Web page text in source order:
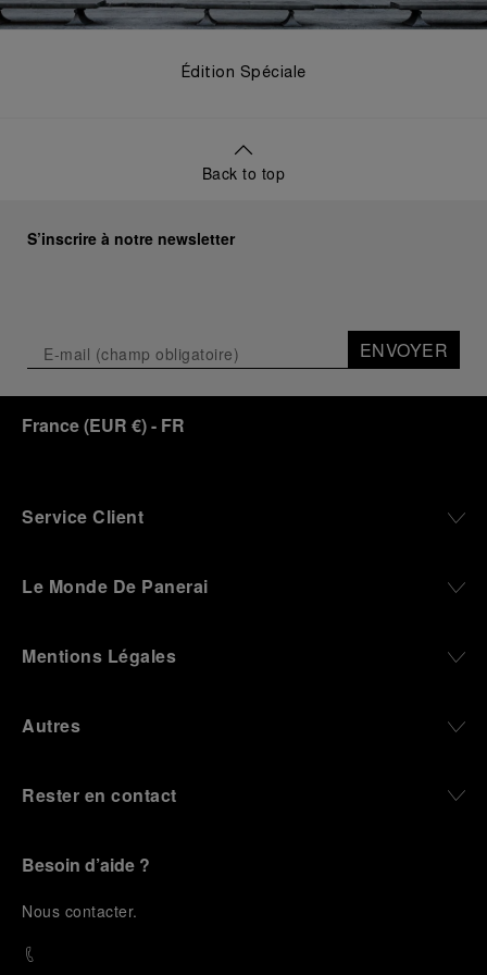
Édition Spéciale
Back to top
S’inscrire à notre newsletter
ENVOYER
France(EUR €)- FR
Service Client
Le Monde De Panerai
Mentions Légales
Autres
Rester en contact
Besoin d’aide ?
Nous contacter.